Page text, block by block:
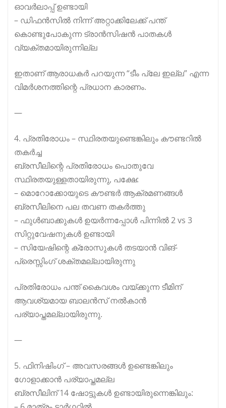
ഓവർലാപ്പ് ഉണ്ടായി
– ഡിഫൻസിൽ നിന്ന് അറ്റാക്കിലേക്ക് പന്ത്
കൊണ്ടുപോകുന്ന ട്രാൻസിഷൻ പാതകൾ
വ്യക്തമായിരുന്നില്ല
ഇതാണ് ആരാധകർ പറയുന്ന “ടീം പ്ലേ ഇല്ല” എന്ന
വിമർശനത്തിന്റെ പ്രധാന കാരണം.
—
4. പ്രതിരോധം – സ്ഥിരതയുണ്ടെങ്കിലും കൗണ്ടറിൽ
തകർച്ച
ബ്രസീലിന്റെ പ്രതിരോധം പൊതുവേ
സ്ഥിരതയുള്ളതായിരുന്നു, പക്ഷേ:
– മൊറോക്കോയുടെ കൗണ്ടർ ആക്രമണങ്ങൾ
ബ്രസീലിനെ പല തവണ തകർത്തു
– ഫുൾബാക്കുകൾ ഉയർന്നപ്പോൾ പിന്നിൽ 2 vs 3
സിറ്റുവേഷനുകൾ ഉണ്ടായി
– സിയേഷിന്റെ ക്രോസുകൾ തടയാൻ വിങ്-
പ്രെസ്സിംഗ് ശക്തമല്ലായിരുന്നു
പ്രതിരോധം പന്ത് കൈവശം വയ്ക്കുന്ന ടീമിന്
ആവശ്യമായ ബാലൻസ് നൽകാൻ
പര്യാപ്തമല്ലായിരുന്നു.
—
5. ഫിനിഷിംഗ് – അവസരങ്ങൾ ഉണ്ടെങ്കിലും
ഗോളാക്കാൻ പര്യാപ്തമല്ല
ബ്രസീലിന് 14 ഷോട്ടുകൾ ഉണ്ടായിരുന്നെങ്കിലും: